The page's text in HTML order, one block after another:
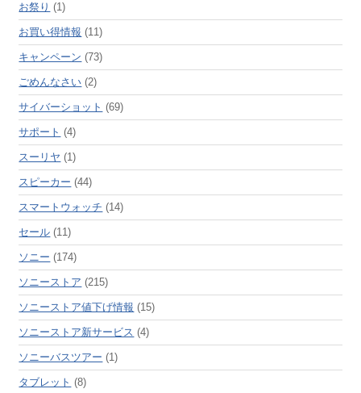
お祭り (1)
お買い得情報 (11)
キャンペーン (73)
ごめんなさい (2)
サイバーショット (69)
サポート (4)
スーリヤ (1)
スピーカー (44)
スマートウォッチ (14)
セール (11)
ソニー (174)
ソニーストア (215)
ソニーストア値下げ情報 (15)
ソニーストア新サービス (4)
ソニーバスツアー (1)
タブレット (8)